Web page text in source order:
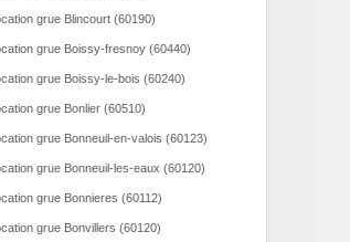
grue Blincourt (60190)
grue Boissy-fresnoy (60440)
grue Boissy-le-bois (60240)
grue Bonlier (60510)
grue Bonneuil-en-valois (60123)
grue Bonneuil-les-eaux (60120)
grue Bonnieres (60112)
grue Bonvillers (60120)